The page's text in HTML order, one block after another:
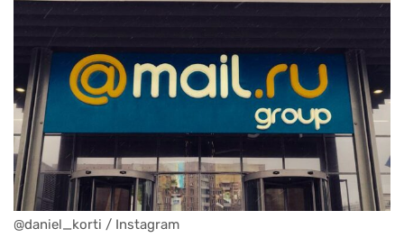
@daniel_korti / Instagram